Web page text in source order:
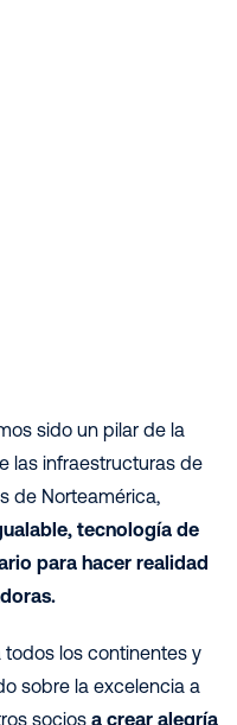
sido un pilar de la
las infraestructuras de
de Norteamérica,
tecnología de
para hacer realidad
los continentes y
sobre la excelencia a
socios a crear alegría